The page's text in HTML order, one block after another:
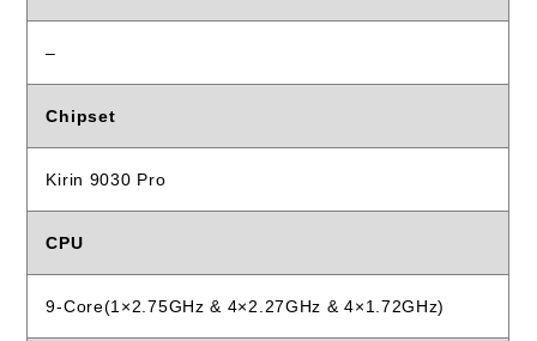
–
Chipset
Kirin 9030 Pro
CPU
9-Core(1×2.75GHz & 4×2.27GHz & 4×1.72GHz)